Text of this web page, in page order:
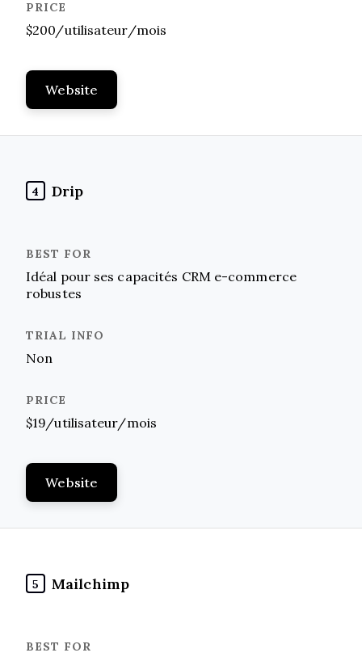
$200/utilisateur/mois
Website
4 Drip
Idéal pour ses capacités CRM e-commerce
robustes
Non
$19/utilisateur/mois
Website
5 Mailchimp